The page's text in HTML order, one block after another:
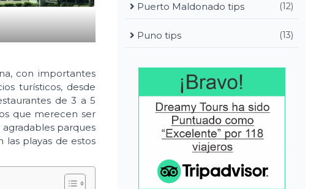
con importantes
turísticos, desde
de 3 a 5
que merecen ser
parques
las playas de estos
Puerto Maldonado tips (12)
Puno tips (13)